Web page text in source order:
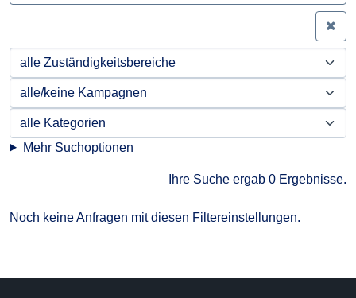
Mehr Suchoptionen
Ihre Suche ergab 0 Ergebnisse.
Noch keine Anfragen mit diesen Filtereinstellungen.